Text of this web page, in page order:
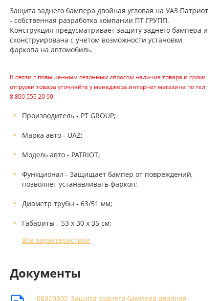
Защита заднего бампера двойная угловая на УАЗ Патриот
- собственная разработка компании ПТ ГРУПП.
Конструкция предусматривает защиту заднего бампера и
сконструирована с учётом возможности установки
фаркопа на автомобиль.
В связи с повышенным сезонным спросом наличие товара и сроки
отгрузки товара уточняйте у менеджера интернет магазина по тел
8 800 555 20 90
Производитель - PT GROUP;
Марка авто - UAZ;
Модель авто - PATRIOT;
Функционал - Защищает бампер от повреждений,
позволяет устанавливать фаркоп;
Диаметр трубы - 63/51 мм;
Габариты - 53 х 30 х 35 см;
Все характеристики
Документы
05020302_Защита заднего бампера двойная